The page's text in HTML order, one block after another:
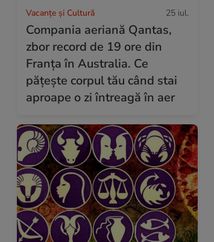
Vacanțe și Cultură 25 iul.
Compania aeriană Qantas,
zbor record de 19 ore din
Franța în Australia. Ce
pățește corpul tău când stai
aproape o zi întreagă în aer